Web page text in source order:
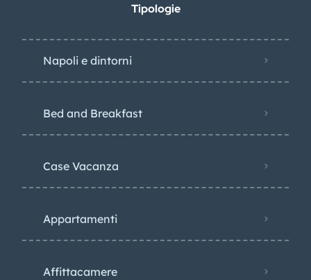
Tipologie
Napoli e dintorni
Bed and Breakfast
Case Vacanza
Appartamenti
Affittacamere